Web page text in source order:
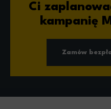
Ci
kampanię
Zamów